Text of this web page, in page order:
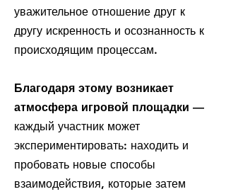
уважительное отношение друг к
другу искренность и осознанность к
происходящим процессам.
Благодаря этому возникает
атмосфера игровой площадки —
каждый участник может
экспериментировать: находить и
пробовать новые способы
взаимодействия, которые затем